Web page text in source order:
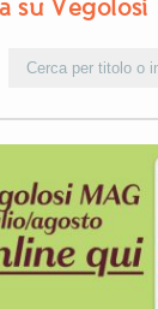
su Vegolosi